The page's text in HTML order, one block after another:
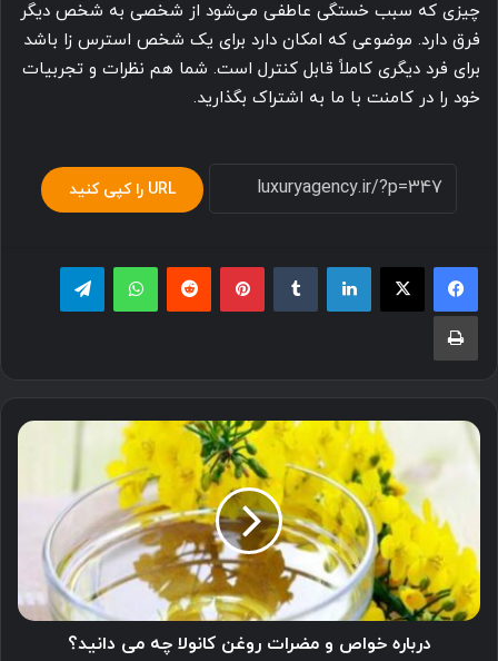
چیزی که سبب خستگی عاطفی می‌شود از شخصی به شخص دیگر
فرق دارد. موضوعی که امکان دارد برای یک شخص استرس زا باشد
برای فرد دیگری کاملاً قابل کنترل است. شما هم نظرات و تجربیات
خود را در کامنت با ما به اشتراک بگذارید.
URL را کپی کنید
لینکدین ‫تامبلر پینترست‫رددیت واتس آپ تلگرام
چاپ
درباره
خواص
روغن
کانولا
چه
می
دانید؟
درباره خواص و مضرات روغن کانولا چه می دانید؟